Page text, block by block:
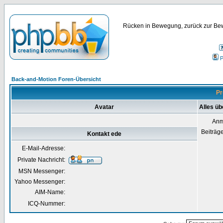
Rücken in Bewegung, zurück zur
Back-and-Motion Foren-Übersicht
Avatar Alles
Kontakt ede
E-Mail-Adresse:
Private Nachricht:
MSN Messenger:
Yahoo Messenger:
AIM-Name:
ICQ-Nummer: